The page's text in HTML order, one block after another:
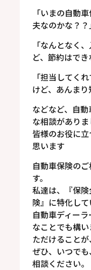
「いまの自動
夫なのかな？？
「なんとなく
ど、節約はでき
「担当してく
けど、あんまり
などなど、自
な相談がありま
皆様のお役に
思います
自動車保険の
す。
私達は、『保
険』に特化して
自動車ディー
なことでも構
ただけることが
ぜひ、いつで
相談ください。